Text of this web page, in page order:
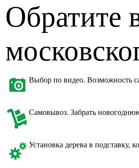
Обратите
Выбор по видео. Возможность
Самовывоз. Забрать
Установка дерева в подставку,